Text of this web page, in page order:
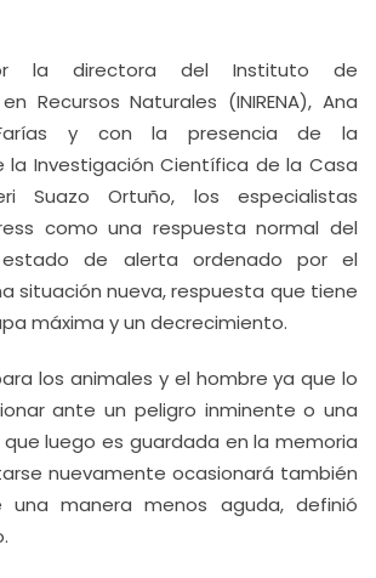
la directora del Instituto de
Recursos Naturales (INIRENA), Ana
y con la presencia de la
la Investigación Científica de la Casa
Suazo Ortuño, los especialistas
como una respuesta normal del
estado de alerta ordenado por el
situación nueva, respuesta que tiene
máxima y un decrecimiento.
los animales y el hombre ya que lo
ante un peligro inminente o una
luego es guardada en la memoria
nuevamente ocasionará también
una manera menos aguda, definió